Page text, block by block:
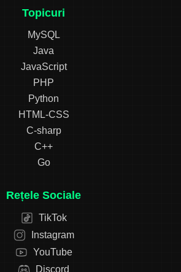
Topicuri
MySQL
Java
JavaScript
PHP
Python
HTML-CSS
C-sharp
C++
Go
Rețele Sociale
TikTok
Instagram
YouTube
Discord